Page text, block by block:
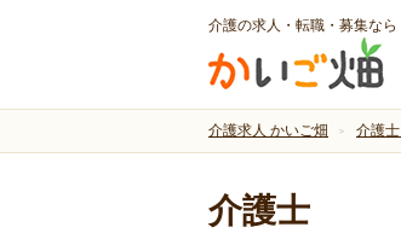
介護の求人・転職・募集なら
介護求人 かいご畑 介護士
介護士